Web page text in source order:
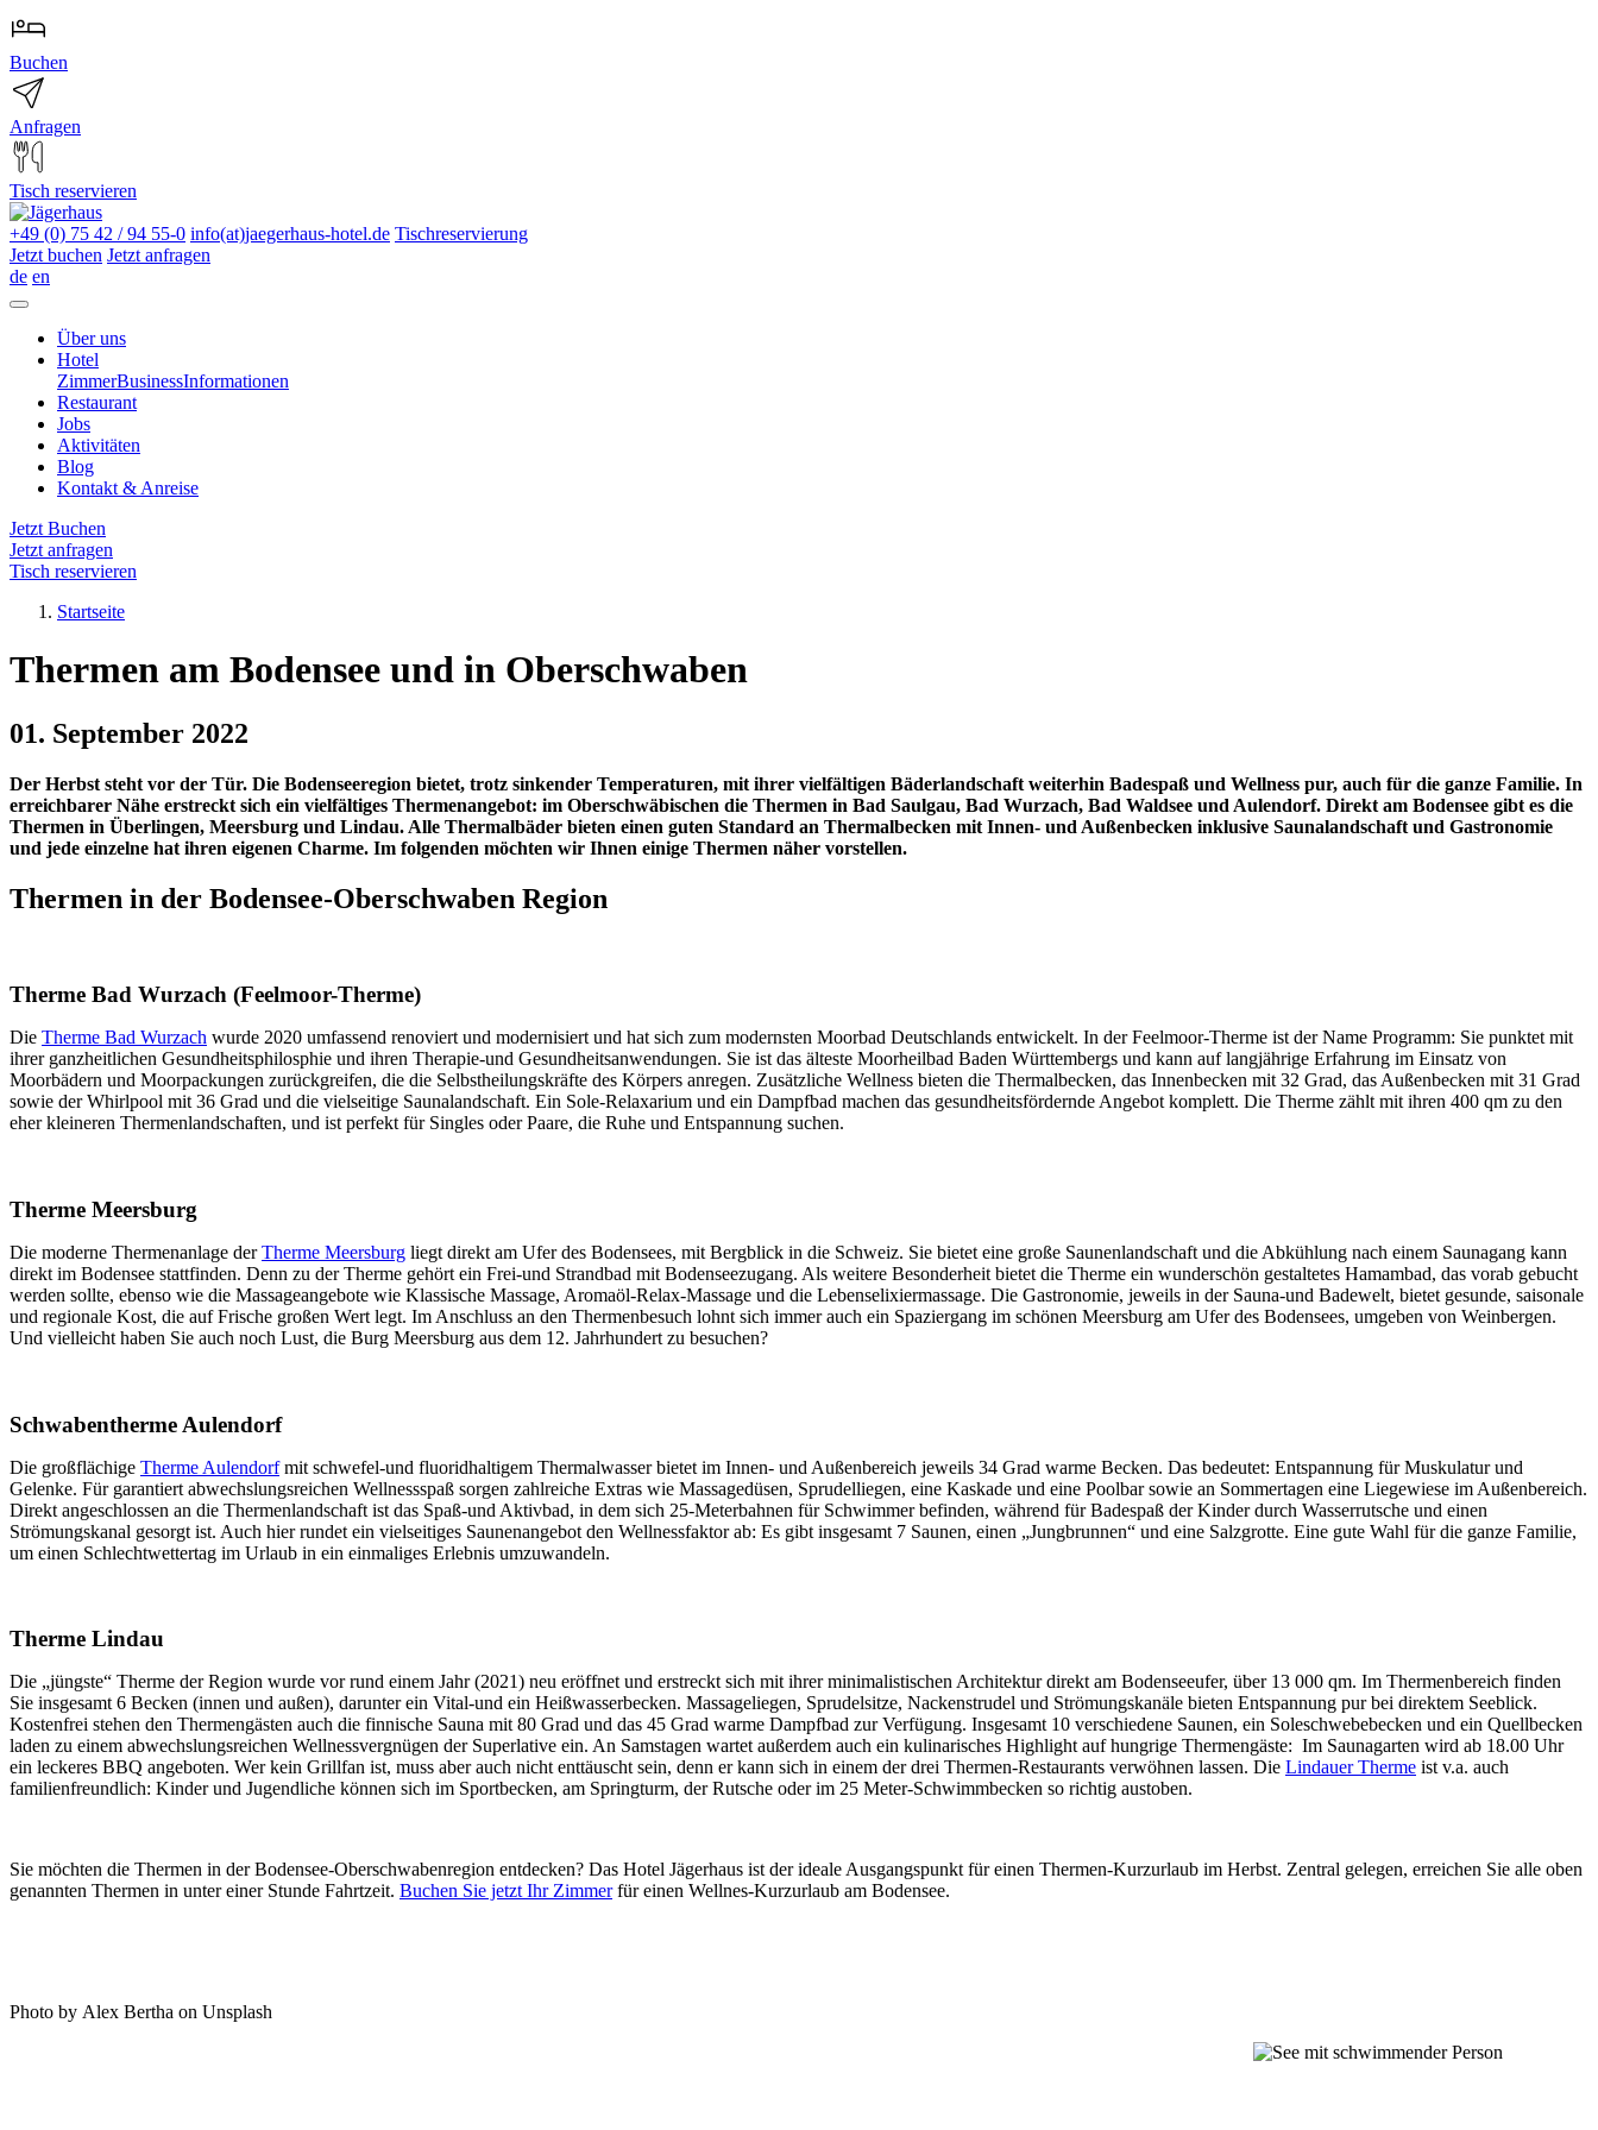
Buchen
Anfragen
Tisch reservieren
+49 (0) 75 42 / 94 55-0 info(at)jaegerhaus-hotel.de Tischreservierung
Jetzt buchen Jetzt anfragen
de en
Über uns
Hotel
ZimmerBusinessInformationen
Restaurant
Jobs
Aktivitäten
Blog
Kontakt & Anreise
Jetzt Buchen
Jetzt anfragen
Tisch reservieren
Startseite
Thermen am Bodensee und in Oberschwaben
01. September 2022
Der Herbst steht vor der Tür. Die Bodenseeregion bietet, trotz sinkender Temperaturen, mit ihrer vielfältigen Bäderlandschaft weiterhin Badespaß und Wellness pur, auch für die ganze Familie. In
erreichbarer Nähe erstreckt sich ein vielfältiges Thermenangebot: im Oberschwäbischen die Thermen in Bad Saulgau, Bad Wurzach, Bad Waldsee und Aulendorf. Direkt am Bodensee gibt es die
Thermen in Überlingen, Meersburg und Lindau. Alle Thermalbäder bieten einen guten Standard an Thermalbecken mit Innen- und Außenbecken inklusive Saunalandschaft und Gastronomie
und jede einzelne hat ihren eigenen Charme. Im folgenden möchten wir Ihnen einige Thermen näher vorstellen.
Thermen in der Bodensee-Oberschwaben Region
Therme Bad Wurzach (Feelmoor-Therme)
Die Therme Bad Wurzach wurde 2020 umfassend renoviert und modernisiert und hat sich zum modernsten Moorbad Deutschlands entwickelt. In der Feelmoor-Therme ist der Name Programm: Sie punktet mit
ihrer ganzheitlichen Gesundheitsphilosphie und ihren Therapie-und Gesundheitsanwendungen. Sie ist das älteste Moorheilbad Baden Württembergs und kann auf langjährige Erfahrung im Einsatz von
Moorbädern und Moorpackungen zurückgreifen, die die Selbstheilungskräfte des Körpers anregen. Zusätzliche Wellness bieten die Thermalbecken, das Innenbecken mit 32 Grad, das Außenbecken mit 31 Grad
sowie der Whirlpool mit 36 Grad und die vielseitige Saunalandschaft. Ein Sole-Relaxarium und ein Dampfbad machen das gesundheitsfördernde Angebot komplett. Die Therme zählt mit ihren 400 qm zu den
eher kleineren Thermenlandschaften, und ist perfekt für Singles oder Paare, die Ruhe und Entspannung suchen.
Therme Meersburg
Die moderne Thermenanlage derTherme Meersburg liegt direkt am Ufer des Bodensees, mit Bergblick in die Schweiz. Sie bietet eine große Saunenlandschaft und die Abkühlung nach einem Saunagang kann
direkt im Bodensee stattfinden. Denn zu der Therme gehört ein Frei-und Strandbad mit Bodenseezugang. Als weitere Besonderheit bietet die Therme ein wunderschön gestaltetes Hamambad, das vorab gebucht
werden sollte, ebenso wie die Massageangebote wie Klassische Massage, Aromaöl-Relax-Massage und die Lebenselixiermassage. Die Gastronomie, jeweils in der Sauna-und Badewelt, bietet gesunde, saisonale
und regionale Kost, die auf Frische großen Wert legt. Im Anschluss an den Thermenbesuch lohnt sich immer auch ein Spaziergang im schönen Meersburg am Ufer des Bodensees, umgeben von Weinbergen.
Und vielleicht haben Sie auch noch Lust, die Burg Meersburg aus dem 12. Jahrhundert zu besuchen?
Schwabentherme Aulendorf
Die großflächige Therme Aulendorfmit schwefel-und fluoridhaltigem Thermalwasser bietet im Innen- und Außenbereich jeweils 34 Grad warme Becken. Das bedeutet: Entspannung für Muskulatur und
Gelenke. Für garantiert abwechslungsreichen Wellnessspaß sorgen zahlreiche Extras wie Massagedüsen, Sprudelliegen, eine Kaskade und eine Poolbar sowie an Sommertagen eine Liegewiese im Außenbereich.
Direkt angeschlossen an die Thermenlandschaft ist das Spaß-und Aktivbad, in dem sich 25-Meterbahnen für Schwimmer befinden, während für Badespaß der Kinder durch Wasserrutsche und einen
Strömungskanal gesorgt ist. Auch hier rundet ein vielseitiges Saunenangebot den Wellnessfaktor ab: Es gibt insgesamt 7 Saunen, einen „Jungbrunnen“ und eine Salzgrotte. Eine gute Wahl für die ganze Familie,
um einen Schlechtwettertag im Urlaub in ein einmaliges Erlebnis umzuwandeln.
Therme Lindau
Die „jüngste“ Therme der Region wurde vor rund einem Jahr (2021) neu eröffnet und erstreckt sich mit ihrer minimalistischen Architektur direkt am Bodenseeufer, über 13 000 qm. Im Thermenbereich finden
Sie insgesamt 6 Becken (innen und außen), darunter ein Vital-und ein Heißwasserbecken. Massageliegen, Sprudelsitze, Nackenstrudel und Strömungskanäle bieten Entspannung pur bei direktem Seeblick.
Kostenfrei stehen den Thermengästen auch die finnische Sauna mit 80 Grad und das 45 Grad warme Dampfbad zur Verfügung. Insgesamt 10 verschiedene Saunen, ein Soleschwebebecken und ein Quellbecken
laden zu einem abwechslungsreichen Wellnessvergnügen der Superlative ein. An Samstagen wartet außerdem auch ein kulinarisches Highlight auf hungrige Thermengäste: Im Saunagarten wird ab 18.00 Uhr
ein leckeres BBQ angeboten. Wer kein Grillfan ist, muss aber auch nicht enttäuscht sein, denn er kann sich in einem der drei Thermen-Restaurants verwöhnen lassen. Die Lindauer Therme ist v.a. auch
familienfreundlich: Kinder und Jugendliche können sich im Sportbecken, am Springturm, der Rutsche oder im 25 Meter-Schwimmbecken so richtig austoben.
Sie möchten die Thermen in der Bodensee-Oberschwabenregion entdecken? Das Hotel Jägerhaus ist der ideale Ausgangspunkt für einen Thermen-Kurzurlaub im Herbst. Zentral gelegen, erreichen Sie alle oben
genannten Thermen in unter einer Stunde Fahrtzeit. Buchen Sie jetzt Ihr Zimmerfür einen Wellnes-Kurzurlaub am Bodensee.
Photo by Alex Bertha on Unsplash